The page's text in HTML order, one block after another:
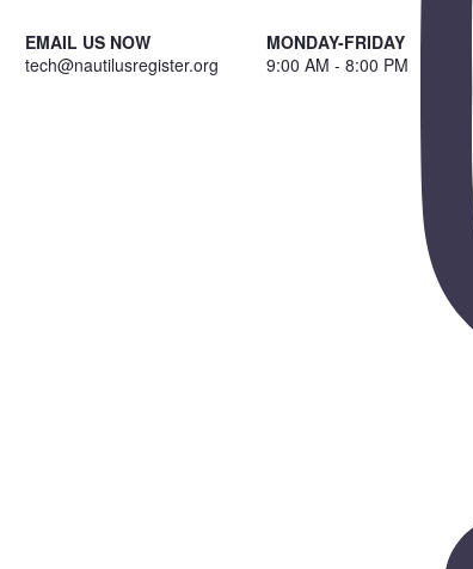
EMAIL US NOW
tech@nautilusregister.org
MONDAY-FRIDAY
9:00 AM - 8:00 PM